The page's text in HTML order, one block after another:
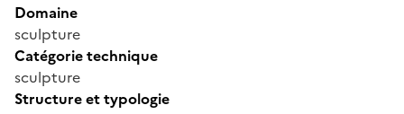
Domaine
sculpture
Catégorie technique
sculpture
Structure et typologie